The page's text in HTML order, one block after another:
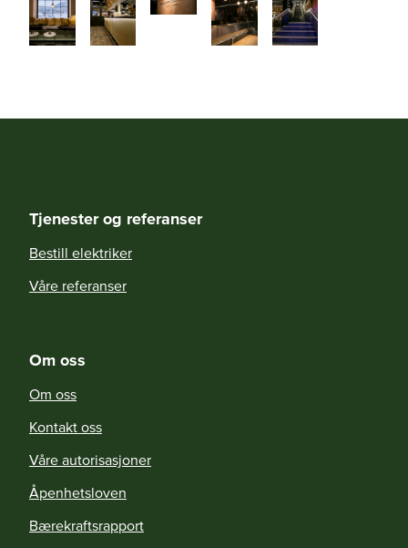
Tjenester og referanser
Bestill elektriker
Våre referanser
Om oss
Om oss
Kontakt oss
Våre autorisasjoner
Åpenhetsloven
Bærekraftsrapport